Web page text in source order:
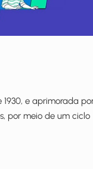
e aprimorada
por meio de um ciclo